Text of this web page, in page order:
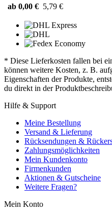
ab 0,00 € 5,79 €
* Diese Lieferkosten fallen bei
können weitere Kosten, z. B.
Eigenschaften der Produkte,
du direkt in der
Hilfe & Support
Meine Bestellung
Versand & Lieferung
Rücksendungen &
Zahlungsmöglichkeiten
Mein Kundenkonto
Firmenkunden
Aktionen & Gutscheine
Weitere Fragen?
Mein Konto